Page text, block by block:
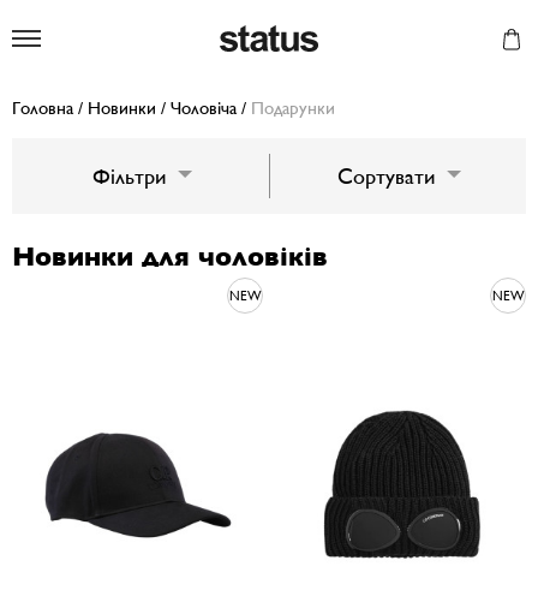
Головна / Новинки / Чоловіча / Подарунки
Новинки для чоловіків
NEW NEW
Фільтри Сортувати